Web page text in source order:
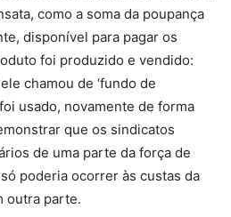
como a soma da poupança
disponível para pagar os
foi produzido e vendido:
chamou de ‘fundo de
usado, novamente de forma
que os sindicatos
de uma parte da força de
poderia ocorrer às custas da
outra parte.